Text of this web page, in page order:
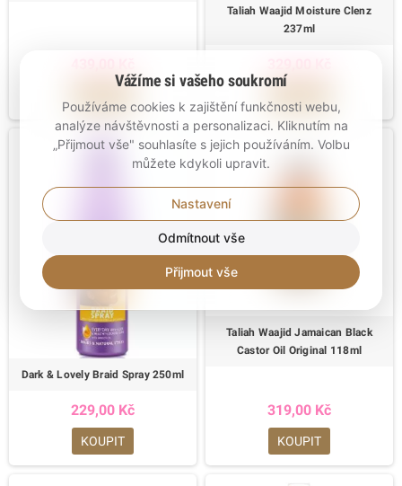
Taliah Waajid Moisture Clenz
237ml
Dark & Lovely Braid Spray 250ml
229,00 Kč
KOUPIT
Taliah Waajid Jamaican Black
Castor Oil Original 118ml
319,00 Kč
KOUPIT
Vážíme si vašeho soukromí
Používáme cookies k zajištění funkčnosti webu,
analýze návštěvnosti a personalizaci. Kliknutím na
„Přijmout vše" souhlasíte s jejich používáním. Volbu
můžete kdykoli upravit.
Nastavení
Odmítnout vše
Přijmout vše